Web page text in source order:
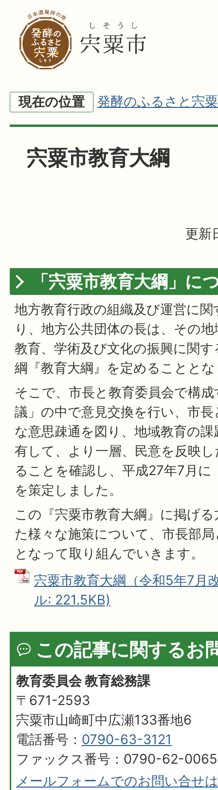
現在の位置 発酵のふるさと宍粟
宍粟市教育大綱
更新
「宍粟市教育大綱」に
地方教育行政の組織及び運営に
り、地方公共団体の長は、その
教育、学術及び文化の振興に関
綱『教育大綱』を定めることと
そこで、市長と教育委員会で構
議」の中で意見交換を行い、市
な意思疎通を図り、地域教育の
有して、より一層、民意を反映
ることを確認し、平成27年7月に
を策定しました。
この『宍粟市教育大綱』に掲げ
た様々な施策について、市長部
となって取り組んでいきます。
宍粟市教育大綱（令和5年7月
ル: 221.5KB)
この記事に関するお
教育委員会 教育総務課
〒671-2593
宍粟市山崎町中広瀬133番地6
電話番号： 0790-63-3121
ファックス番号：0790-62-0065
メールフォームでのお問い合せ